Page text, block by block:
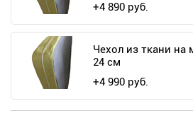
+4 890 руб.
Чехол из ткани на
24 см
+4 990 руб.